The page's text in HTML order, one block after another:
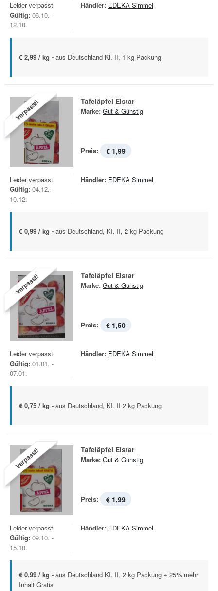
Leider verpasst!
Gültig: 06.10. -
12.10.
Händler: EDEKA Simmel
€ 2,99 / kg - aus Deutschland Kl. II, 1 kg Packung
Verpasst! Tafeläpfel Elstar
Marke: Gut & Günstig
Preis: € 1,99
Leider verpasst!
Gültig: 04.12. -
10.12.
Händler: EDEKA Simmel
€ 0,99 / kg - aus Deutschland, KI. II, 2 kg Packung
Verpasst! Tafeläpfel Elstar
Marke: Gut & Günstig
Preis: € 1,50
Leider verpasst!
Gültig: 01.01. -
07.01.
Händler: EDEKA Simmel
€ 0,75 / kg - aus Deutschland, KI. II 2 kg Packung
Verpasst! Tafeläpfel Elstar
Marke: Gut & Günstig
Preis: € 1,99
Leider verpasst!
Gültig: 09.10. -
15.10.
Händler: EDEKA Simmel
€ 0,99 / kg - aus Deutschland KI. II, 2 kg Packung + 25% mehr
Inhalt Gratis